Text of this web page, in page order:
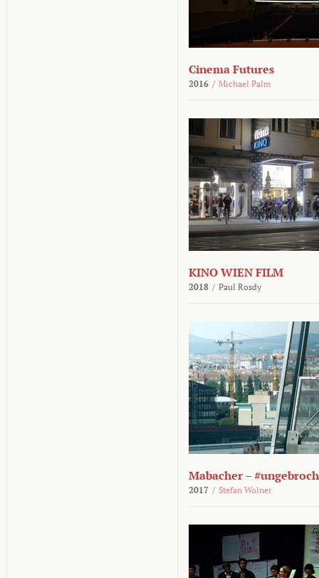
Cinema Futures
2016 / Michael Palm
KINO WIEN FILM
2018 / Paul Rosdy
Mabacher –
2017 / Stefan Wolner